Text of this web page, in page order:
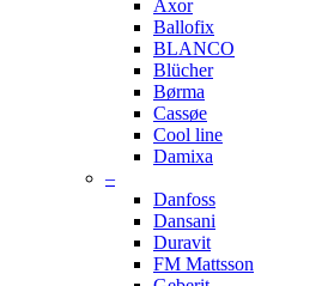
Axor
Ballofix
BLANCO
Blücher
Børma
Cassøe
Cool line
Damixa
–
Danfoss
Dansani
Duravit
FM Mattsson